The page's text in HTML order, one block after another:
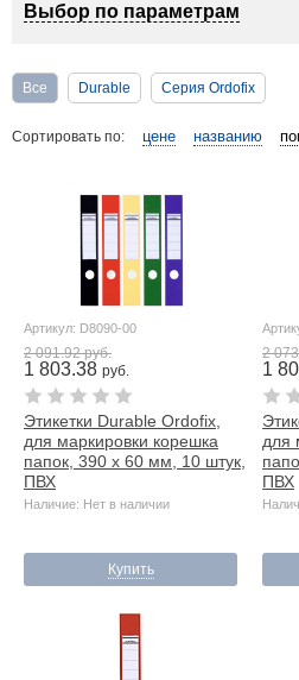
Выбор по параметрам
Все Durable Серия Ordofix
Сортировать по: цене названию
Артикул: D8090-00
2 091.92 руб.
1 803.38 руб.
Этикетки Durable Ordofix,
для маркировки корешка
папок, 390 х 60 мм, 10 штук,
ПВХ
Наличие: Нет в наличии
Купить
2
1
для
ПВХ